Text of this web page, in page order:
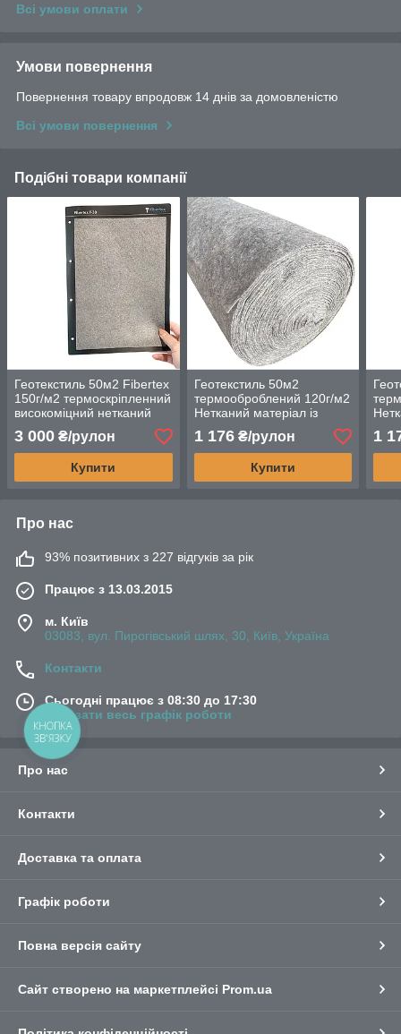
Всі умови оплати
Умови повернення
Повернення товару впродовж 14 днів за домовленістю
Всі умови повернення
Подібні товари компанії
Геотекстиль 50м2 Fibertex
150г/м2 термоскріпленний
високоміцний нетканий
матеріал для ландшафту
та будівництва
3 000 ₴/рулон
Купити
Геотекстиль 50м2
термооброблений 120г/м2
Нетканий матеріал із
1 176₴/рулон
Купити
1
Про нас
93% позитивних з 227 відгуків за рік
Працює з 13.03.2015
м. Київ
03083, вул. Пирогівський шлях, 30, Київ, Україна
Контакти
Сьогодні працює з 08:30 до 17:30
Показати весь графік роботи
Про нас
Контакти
Доставка та оплата
Графік роботи
Повна версія сайту
Сайт створено на маркетплейсі Prom.ua
КНОПКА
ЗВ'ЯЗКУ